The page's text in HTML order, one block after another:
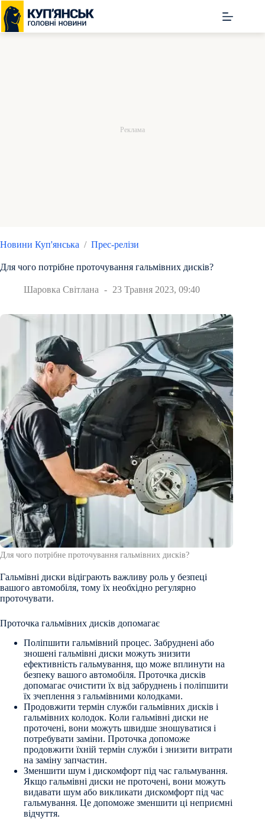
Перейти
до
вмісту
Новини Куп'янська / Прес-релізи
Для чого потрібне проточування гальмівних дисків?
Шаровка Світлана 23 Травня 2023, 09:40
Для чого потрібне проточування гальмівних дисків?
Гальмівні диски відіграють важливу роль у безпеці
вашого автомобіля, тому їх необхідно регулярно
проточувати.
Проточка гальмівних дисків допомагає
Поліпшити гальмівний процес. Забруднені або
зношені гальмівні диски можуть знизити
ефективність гальмування, що може вплинути на
безпеку вашого автомобіля. Проточка дисків
допомагає очистити їх від забруднень і поліпшити
їх зчеплення з гальмівними колодками.
Продовжити термін служби гальмівних дисків і
гальмівних колодок. Коли гальмівні диски не
проточені, вони можуть швидше зношуватися і
потребувати заміни. Проточка допоможе
продовжити їхній термін служби і знизити витрати
на заміну запчастин.
Зменшити шум і дискомфорт під час гальмування.
Якщо гальмівні диски не проточені, вони можуть
видавати шум або викликати дискомфорт під час
гальмування. Це допоможе зменшити ці неприємні
відчуття.